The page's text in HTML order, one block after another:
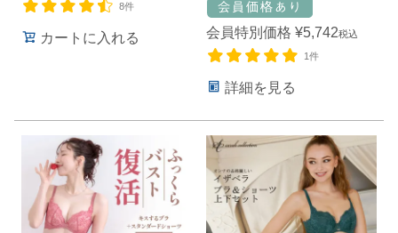
8件
カートに入れる 会員特別価格 ¥5,742税込
1件
詳細を見る